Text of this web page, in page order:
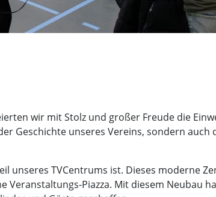
wir mit Stolz und großer Freude die
unseres Vereins, sondern auch
unseres TVCentrums ist. Dieses moderne
Veranstaltungs-Piazza. Mit diesem Neubau